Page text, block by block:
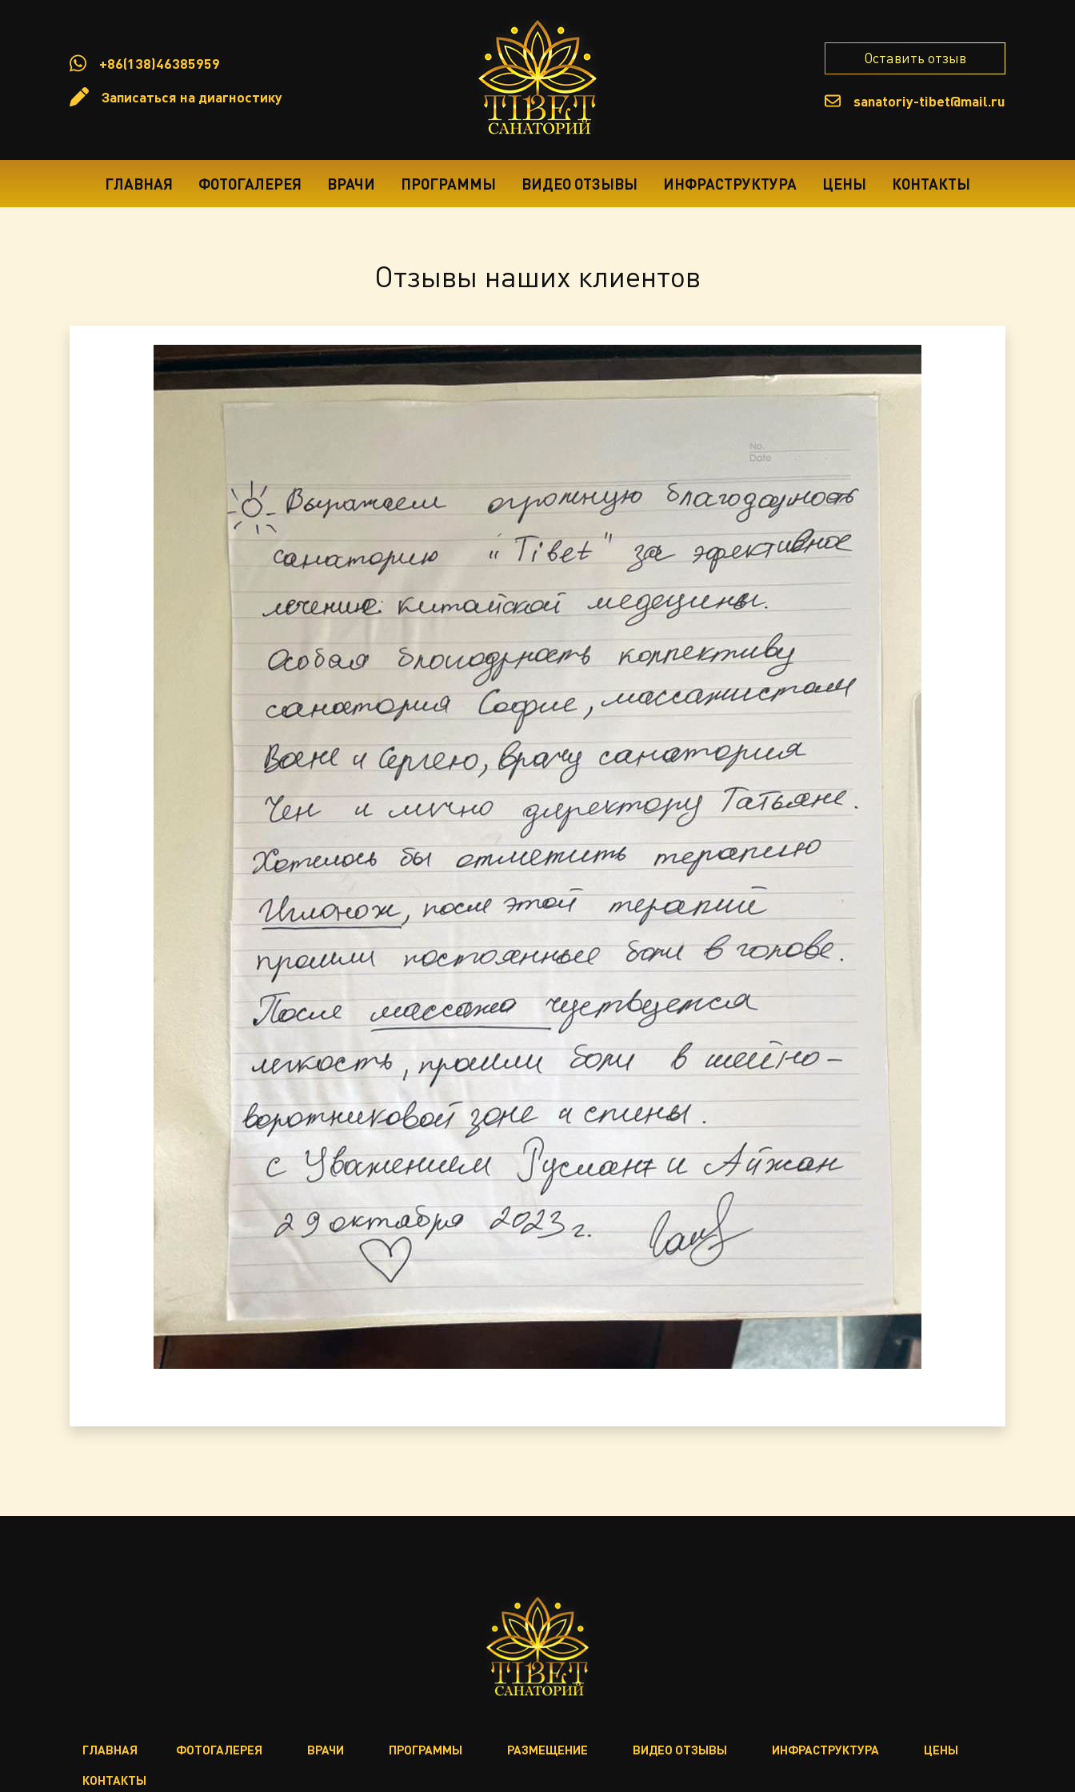
Оставить отзыв
sanatoriy-tibet@mail.ru
+86(138)46385959
Записаться на диагностику
ГЛАВНАЯ ФОТОГАЛЕРЕЯ ВРАЧИ ПРОГРАММЫ ВИДЕО ОТЗЫВЫ ИНФРАСТРУКТУРА ЦЕНЫ КОНТАКТЫ
Отзывы наших клиентов
ГЛАВНАЯ ФОТОГАЛЕРЕЯ ВРАЧИ ПРОГРАММЫ РАЗМЕЩЕНИЕ ВИДЕО ОТЗЫВЫ ИНФРАСТРУКТУРА ЦЕНЫ
КОНТАКТЫ